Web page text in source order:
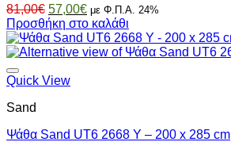
81,00€ Original
price
was:
81,00€.
57,00€Η
τρέχουσα
τιμή
είναι:
με Φ.Π.Α. 24%
Προσθήκη στο καλάθι
Quick View
Sand
Ψάθα Sand UT6 2668 Y – 200 x 285 cm